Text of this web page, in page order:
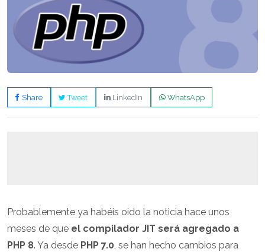
Share Tweet LinkedIn WhatsApp
Probablemente ya habéis oido la noticia hace unos
meses de que el compilador JIT será agregado a
PHP 8. Ya desde PHP 7.0, se han hecho cambios para